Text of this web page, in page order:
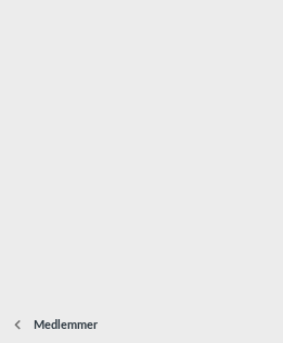
Medlemmer